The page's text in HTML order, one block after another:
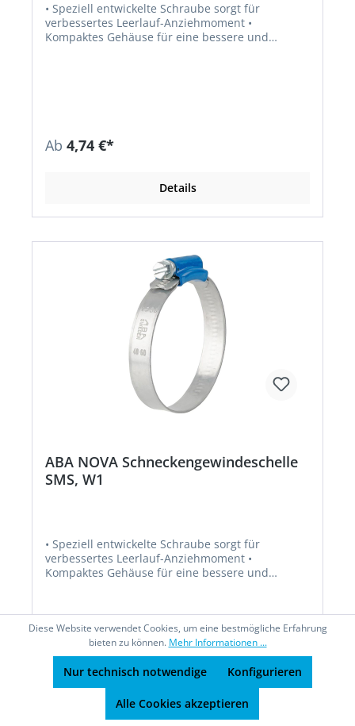
• Speziell entwickelte Schraube sorgt für
verbessertes Leerlauf-Anziehmoment •
Kompaktes Gehäuse für eine bessere und
Ab 4,74 €*
Details
ABA NOVA Schneckengewindeschelle
SMS, W1
• Speziell entwickelte Schraube sorgt für
verbessertes Leerlauf-Anziehmoment •
Kompaktes Gehäuse für eine bessere und
Bandmarkierung – Material und Größe •
Niedriges Leerlauf-Anziehmoment • Hohe
Spannkraft • Hohes Bruchdrehmoment • Material:
W1
Ab1,21 €*
Diese Website verwendet Cookies, um eine bestmögliche Erfahrung
bieten zu können. Mehr Informationen ...
Nur technisch notwendige Konfigurieren
Alle Cookies akzeptieren